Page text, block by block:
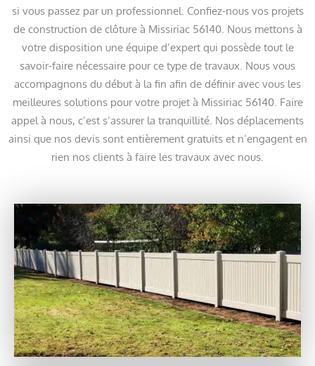
si vous passez par un professionnel. Confiez-nous vos projets
de construction de clôture à Missiriac 56140. Nous mettons à
votre disposition une équipe d’expert qui possède tout le
savoir-faire nécessaire pour ce type de travaux. Nous vous
accompagnons du début à la fin afin de définir avec vous les
meilleures solutions pour votre projet à Missiriac 56140. Faire
appel à nous, c’est s’assurer la tranquillité. Nos déplacements
ainsi que nos devis sont entièrement gratuits et n’engagent en
rien nos clients à faire les travaux avec nous.